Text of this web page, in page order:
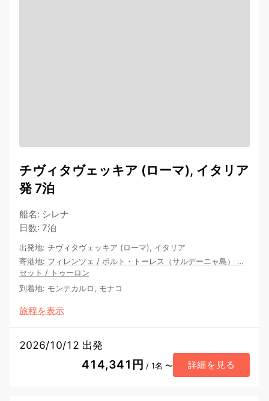
チヴィタヴェッキア (ローマ), イタリア
発 7泊
船名: シレナ
日数: 7泊
出発地: チヴィタヴェッキア (ローマ), イタリア
寄港地: フィレンツェ / ポルト・トーレス（サルデーニャ島）
…
セット / トゥーロン
到着地: モンテカルロ, モナコ
旅程を表示
2026/10/12 出発
414,341円 / 1名 〜 詳細を見る